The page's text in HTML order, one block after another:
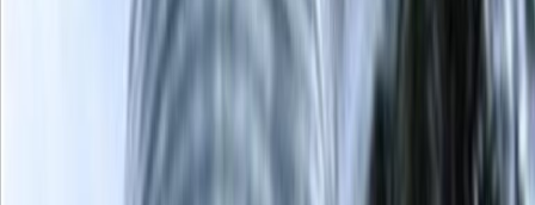
Oficinas en alquiler en